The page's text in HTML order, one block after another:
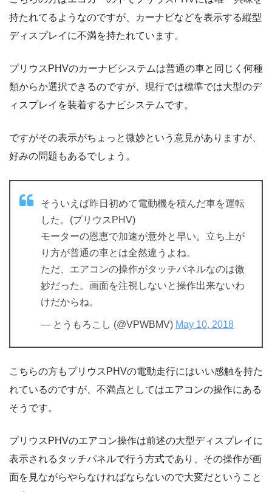
持たれてるようなのですが、カーナビなどを表示する縦型
ディスプレイに不満を持たれています。
プリウスPHVのカーナビシステムは普通の車と同じく何種
類からか選択できるのですが、現行では標準では大型のデ
ィスプレイを装着するナビシステムです。
ですがその表示がちょっと微妙という意見がありますが、
好みの問題もあるでしょう。
そういえば昨日初めて電動機を積んだ車を運転
した。(プリウスPHV)
モーターの恩恵で加速が意外と早い。立ち上が
り方が普通の車とは全然違うよね。
ただ、エアコンの操作がタッチパネルなのは微
妙だった。画面を注視しないと操作出来ないわ
けだからね。
— とうもろこし (@VPWBMV) May 10, 2018
こちらの方もプリウスPHVの電動走行にはいい感触を持た
れているのですが、不満点としてはエアコンの操作にある
そうです。
プリウスPHVのエアコン操作は前述の大型ディスプレイに
表示されるタッチパネルで行う方式であり、その操作が画
面を見ながらやらなければならないので大変だということ